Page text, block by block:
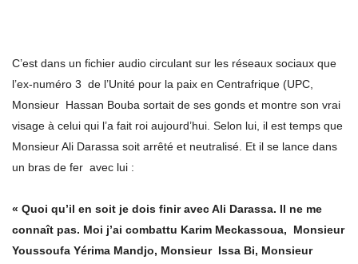
C’est dans un fichier audio circulant sur les réseaux sociaux que
l’ex-numéro 3 de l’Unité pour la paix en Centrafrique (UPC,
Monsieur Hassan Bouba sortait de ses gonds et montre son vrai
visage à celui qui l’a fait roi aujourd’hui. Selon lui, il est temps que
Monsieur Ali Darassa soit arrêté et neutralisé. Et il se lance dans
un bras de fer avec lui :
« Quoi qu’il en soit je dois finir avec Ali Darassa. Il ne me
connaît pas. Moi j’ai combattu Karim Meckassoua, Monsieur
Youssoufa Yérima Mandjo, Monsieur Issa Bi, Monsieur